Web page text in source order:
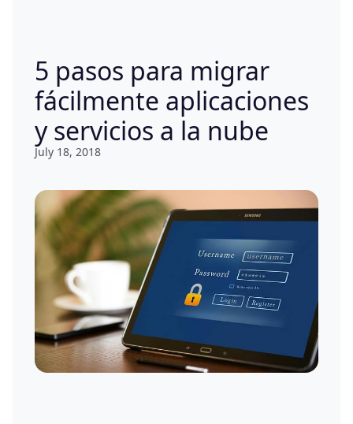
5 pasos para migrar
fácilmente aplicaciones
y servicios a la nube
July 18, 2018